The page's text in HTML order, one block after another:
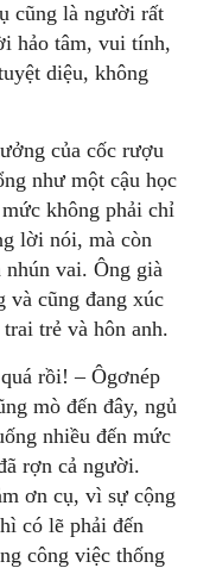
cũng là người rất
hảo tâm, vui tính,
diệu, không
của cốc rượu
như một cậu học
không phải chỉ
lời nói, mà còn
nhún vai. Ông già
và cũng đang xúc
trẻ và hôn anh.
rồi! – Ôgơnép
mò đến đây, ngủ
nhiều đến mức
rợn cả người.
ơn cụ, vì sự cộng
có lẽ phải đến
công việc thống